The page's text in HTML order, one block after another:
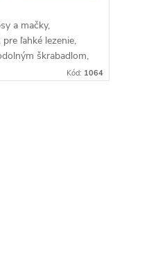
a mačky,
ľahké lezenie,
škrabadlom,
Kód: 1064